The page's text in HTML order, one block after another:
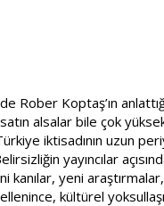
Rober Koptaş’ın
satın alsalar bile çok
iktisadının uzun
yayıncılar
kanılar, yeni
kültürel